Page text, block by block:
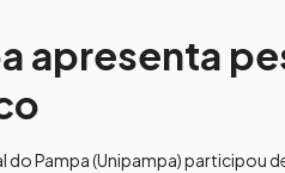
apresenta
do Pampa (Unipampa) participou